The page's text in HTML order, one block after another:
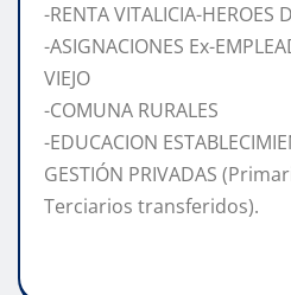
-RENTA VITALICIA-HEROES
-ASIGNACIONES Ex-
VIEJO
-COMUNA RURALES
-EDUCACION
GESTIÓN PRIVADAS
Terciarios transferidos).